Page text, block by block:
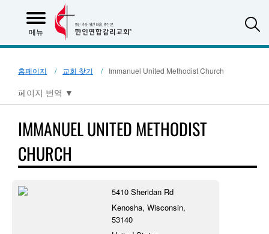
메뉴
홈페이지 교회 찾기 Immanuel United Methodist Church
페이지 번역 ▼
IMMANUEL UNITED METHODIST
CHURCH
5410 Sheridan Rd
Kenosha, Wisconsin,
53140